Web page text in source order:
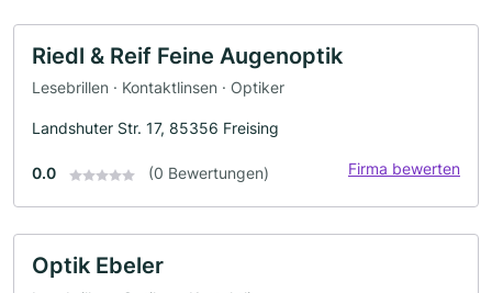
Riedl & Reif Feine Augenoptik
Lesebrillen · Kontaktlinsen · Optiker
Landshuter Str. 17, 85356 Freising
0.0 (0 Bewertungen) Firma bewerten
Optik Ebeler